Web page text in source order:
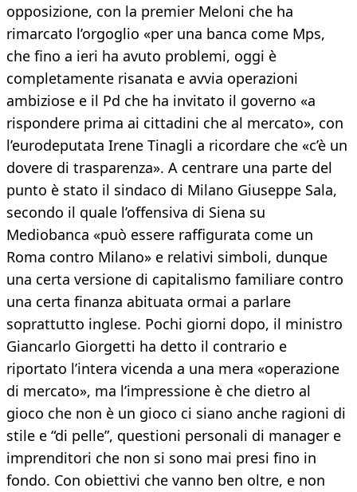
opposizione, con la premier Meloni che ha
rimarcato l’orgoglio «per una banca come Mps,
che fino a ieri ha avuto problemi, oggi è
completamente risanata e avvia operazioni
ambiziose e il Pd che ha invitato il governo «a
rispondere prima ai cittadini che al mercato», con
l’eurodeputata Irene Tinagli a ricordare che «c’è un
dovere di trasparenza». A centrare una parte del
punto è stato il sindaco di Milano Giuseppe Sala,
secondo il quale l’offensiva di Siena su
Mediobanca «può essere raffigurata come un
Roma contro Milano» e relativi simboli, dunque
una certa versione di capitalismo familiare contro
una certa finanza abituata ormai a parlare
soprattutto inglese. Pochi giorni dopo, il ministro
Giancarlo Giorgetti ha detto il contrario e
riportato l’intera vicenda a una mera «operazione
di mercato», ma l’impressione è che dietro al
gioco che non è un gioco ci siano anche ragioni di
stile e “di pelle”, questioni personali di manager e
imprenditori che non si sono mai presi fino in
fondo. Con obiettivi che vanno ben oltre, e non